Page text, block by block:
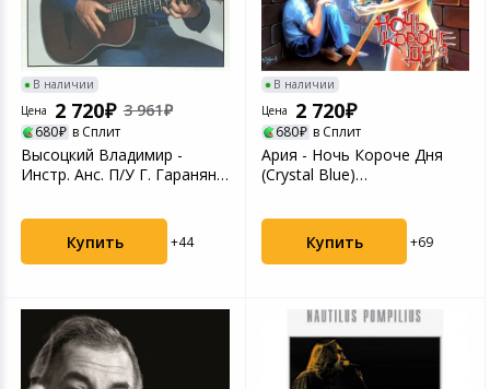
В наличии
Цена
2 720 3 961
680 в Сплит
Высоцкий Владимир -
Инстр. Анс. П/У Г. Гараняна
Купить +44
В наличии
Цена
2 720
680 в Сплит
Ария - Ночь Короче Дня
(Crystal Blue)
...
Купить
+69